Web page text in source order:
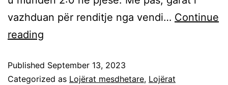
vazhduan për renditje nga vendi… Continue
reading
Published September 13, 2023
Categorized as Lojërat mesdhetare, Lojërat